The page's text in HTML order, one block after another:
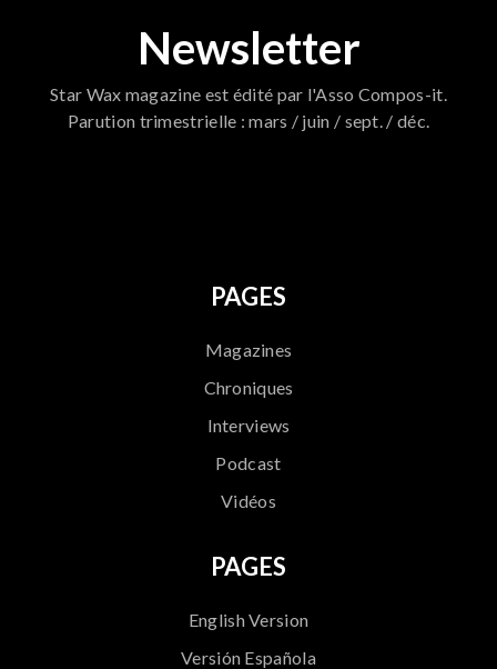
Newsletter
Star Wax magazine est édité par l'Asso Compos-it.
Parution trimestrielle : mars / juin / sept. / déc.
PAGES
Magazines
Chroniques
Interviews
Podcast
Vidéos
PAGES
English Version
Versión Española